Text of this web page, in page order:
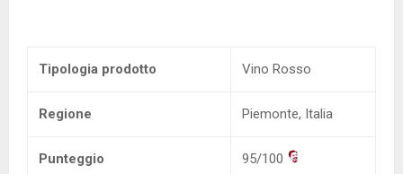
Tipologia prodotto Vino Rosso
Regione Piemonte, Italia
Punteggio 95/100